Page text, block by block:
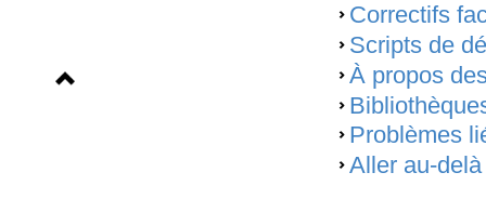
Correctifs
Scripts de
À propos
Problèmes
Aller au-